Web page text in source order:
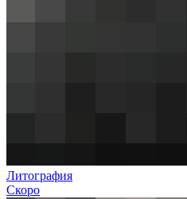
Литография
Скоро